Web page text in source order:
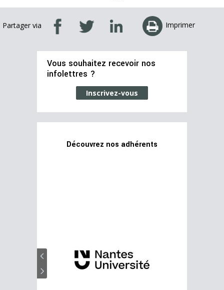
Partager via Imprimer
Vous souhaitez recevoir nos
infolettres ?
Inscrivez-vous
Découvrez nos adhérents